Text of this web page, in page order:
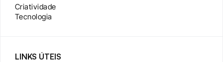
Criatividade
Tecnologia
LINKS ÚTEIS